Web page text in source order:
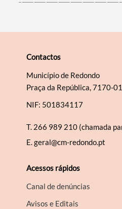
Contactos
Município de Redondo
Praça da República, 7170-
NIF: 501834117
T. 266 989 210 (chamada
E.geral@cm-redondo.pt
Acessos rápidos
Canal de denúncias
Avisos e Editais